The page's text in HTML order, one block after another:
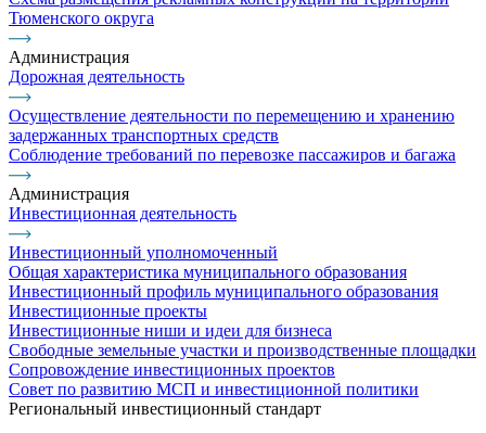
Тюменского округа
Администрация
Дорожная деятельность
Осуществление деятельности по перемещению и хранению
задержанных транспортных средств
Соблюдение требований по перевозке пассажиров и багажа
Администрация
Инвестиционная деятельность
Инвестиционный уполномоченный
Общая характеристика муниципального образования
Инвестиционный профиль муниципального образования
Инвестиционные проекты
Инвестиционные ниши и идеи для бизнеса
Свободные земельные участки и производственные площадки
Сопровождение инвестиционных проектов
Совет по развитию МСП и инвестиционной политики
Региональный инвестиционный стандарт